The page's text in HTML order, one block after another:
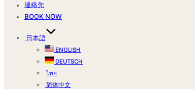
連絡先
BOOK NOW
日本語
ENGLISH
DEUTSCH
ไทย
简体中文